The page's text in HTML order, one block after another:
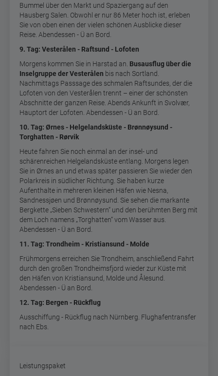
Bummel über den Markt und Spaziergang auf den
Hausberg Salen. Obwohl er nur 86 Meter hoch ist, erleben
Sie von oben einen der vielen schönen Ausblicke dieser
Reise. Abendessen - Ü an Bord.
9. Tag: Vesterålen - Raftsund - Lofoten
Morgens kommen Sie in Harstad an. Busausflug über die
Inselgruppe der Vesterålen bis nach Sortland.
Nachmittags Passsage des schmalen Raftsundes, der die
Lofoten von den Vesterålen trennt – einer der schönsten
Abschnitte der ganzen Reise. Abends Ankunft in Svolvær,
Hauptort der Lofoten. Abendessen - Ü an Bord.
10. Tag: Ørnes - Helgelandsküste - Brønnøysund -
Torghatten - Rørvik
Heute fahren Sie noch einmal an der insel- und
schärenreichen Helgelandsküste entlang. Morgens legen
Sie in Ørnes an und etwas später passieren Sie wieder den
Polarkreis in südlicher Richtung. Sie haben kurze
Aufenthalte in mehreren kleinen Häfen wie Nesna,
Sandnessjøen und Brønnøysund. Sie sehen die markante
Bergkette „Sieben Schwestern“ und den berühmten Berg mit
dem Loch namens „Torghatten“ vom Wasser aus.
Abendessen - Ü an Bord.
11. Tag: Trondheim - Kristiansund - Molde
Frühmorgens erreichen Sie Trondheim, anschließend Fahrt
durch den großen Trondheimsfjord wieder zur Küste mit
den Häfen von Kristiansund, Molde und Ålesund.
Abendessen - Ü an Bord.
12. Tag: Bergen - Rückflug
Ausschiffung - Rückflug nach Nürnberg. Flughafentransfer
nach Ebs.
Leistungspaket